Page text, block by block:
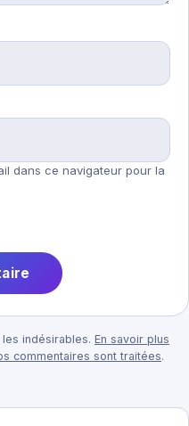
dans ce navigateur pour la
indésirables. En savoir plus
commentaires sont traitées.